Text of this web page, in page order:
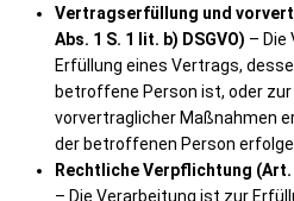
Vertragserfüllung und
Abs. 1 S. 1 lit. b) DSGVO) – Die
Erfüllung eines Vertrags,
betroffene Person ist, oder
vorvertraglicher Maßnahmen
der betroffenen Person
Rechtliche Verpflichtung (Art.
– Die Verarbeitung ist zur